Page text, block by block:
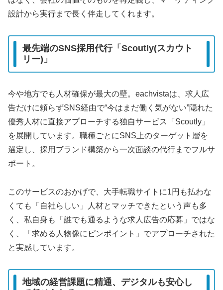
設計から実行まで長く伴走してくれます。
最先端のSNS採用代行「Scoutly(スカウト
リー)」
今や地方でも人材確保が最大の壁。eachvistaは、求人広
告だけに頼らずSNS経由で“今はまだ働く気がない”隠れた
優秀人材に直接アプローチする独自サービス「Scoutly」
を展開しています。職種ごとにSNS上のターゲット層を
選定し、採用ブランド構築から一次面談の代行までフルサ
ポート。
このサービスのおかげで、大手転職サイトに1円も払わな
くても「自社らしい」人材とマッチできたという声も多
く、私自身も「誰でも通るような求人広告の応募」ではな
く、「求める人物像にピンポイント」でアプローチされた
と実感しています。
地域の経営課題に精通、デジタルも安心し